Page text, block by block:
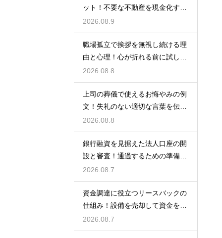
ット！不要な不動産を現金化する
仕組み
2026.08.9
職場孤立で挨拶を無視し続ける理
由と心理！心が折れる前に試した
い関係改善策
2026.08.8
上司の葬儀で使えるお悔やみの例
文！失礼のない適切な言葉を伝え
る例文
2026.08.8
銀行融資を見据えた法人口座の開
設と審査！通過するための準備と
ポイント
2026.08.7
資金調達に役立つリースバックの
仕組み！設備を売却して資金を得
る方法
2026.08.7